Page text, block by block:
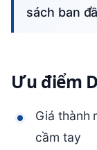
sách ban
Ưu điểm
Giá thành
cầm tay